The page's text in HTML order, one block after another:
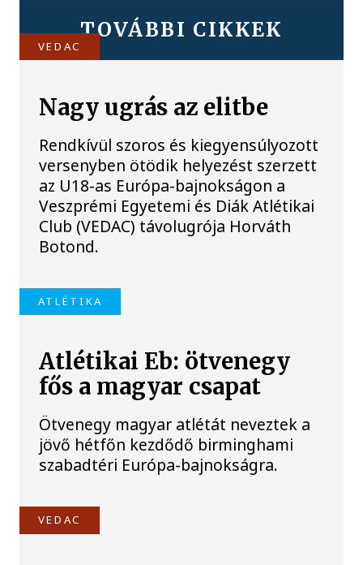
TOVÁBBI CIKKEK
VEDAC
Nagy ugrás az elitbe
Rendkívül szoros és kiegyensúlyozott
versenyben ötödik helyezést szerzett
az U18-as Európa-bajnokságon a
Veszprémi Egyetemi és Diák Atlétikai
Club (VEDAC) távolugrója Horváth
Botond.
ATLÉTIKA
Atlétikai Eb: ötvenegy
fős a magyar csapat
Ötvenegy magyar atlétát neveztek a
jövő hétfőn kezdődő birminghami
szabadtéri Európa-bajnokságra.
VEDAC